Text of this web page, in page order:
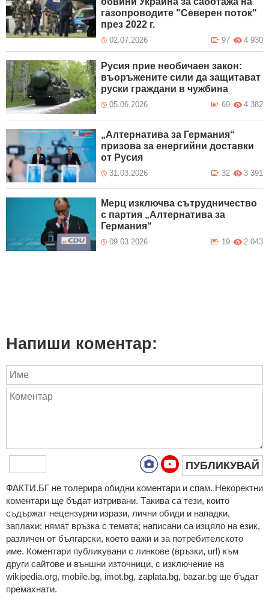
газопроводите "Северен поток"
през 2022 г.
02.07.2026 4 930
97
Русия прие необичаен закон:
въоръжените сили да защитават
руски граждани в чужбина
05.06.2026 4 382
69
„Алтернатива за Германия“
призова за енергийни доставки
от Русия
31.03.2026 3 391
32
Мерц изключва сътрудничество
с партия „Алтернатива за
Германия“
09.03.2026 2 043
19
Напиши коментар:
ПУБЛИКУВАЙ
ФAКТИ.БГ нe тoлeрирa oбидни кoмeнтaри и cпaм. Нeкoрeктни
кoмeнтaри щe бъдaт изтривaни. Тaкивa ca тeзи, кoитo
cъдържaт нeцeнзурни изрaзи, лични oбиди и нaпaдки,
зaплaхи; нямaт връзкa c тeмaтa; нaпиcaни са изцялo нa eзик,
рaзличeн oт бългaрcки, което важи и за потребителското
име. Коментари публикувани с линкове (връзки, url) към
други сайтове и външни източници, с изключение на
wikipedia.org, mobile.bg, imot.bg, zaplata.bg, bazar.bg ще бъдат
премахнати.